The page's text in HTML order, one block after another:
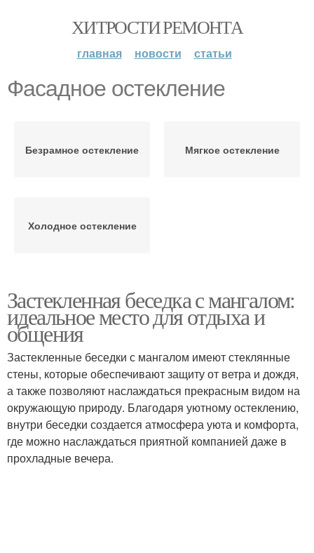
ХИТРОСТИ РЕМОНТА
главная новости статьи
Фасадное остекление
Безрамное остекление Мягкое остекление
Холодное остекление
Застекленная беседка с мангалом:
идеальное место для отдыха и
общения
Застекленные беседки с мангалом имеют стеклянные
стены, которые обеспечивают защиту от ветра и дождя,
а также позволяют наслаждаться прекрасным видом на
окружающую природу. Благодаря уютному остеклению,
внутри беседки создается атмосфера уюта и комфорта,
где можно наслаждаться приятной компанией даже в
прохладные вечера.